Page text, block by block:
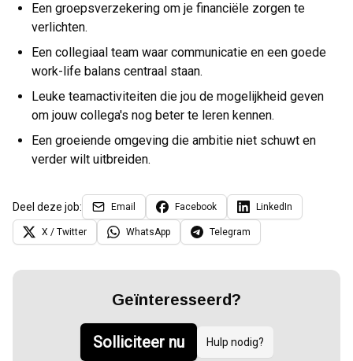
Een groepsverzekering om je financiële zorgen te
verlichten.
Een collegiaal team waar communicatie en een goede
work-life balans centraal staan.
Leuke teamactiviteiten die jou de mogelijkheid geven
om jouw collega's nog beter te leren kennen.
Een groeiende omgeving die ambitie niet schuwt en
verder wilt uitbreiden.
Deel deze job: Email Facebook LinkedIn
X / Twitter WhatsApp Telegram
Geïnteresseerd?
Solliciteer nu Hulp nodig?